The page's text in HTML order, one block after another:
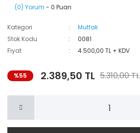
(0) Yorum - 0 Puan
Kategori
Mutfak
Stok Kodu
0081
Fiyat
4.500,00 TL + KDV
%55 2.389,50 TL 5.310,00 TL